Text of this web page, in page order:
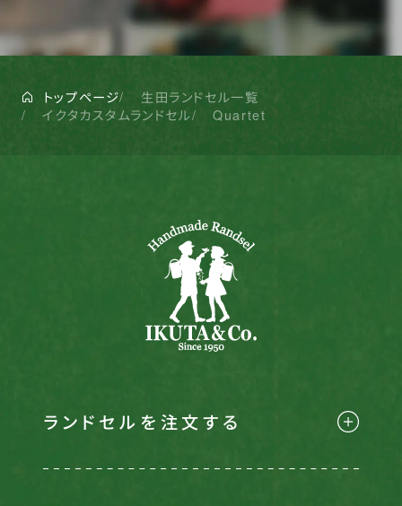
トップページ
生田ランドセル一覧
イクタカスタムランドセル
Quartet
ランドセルを注文する